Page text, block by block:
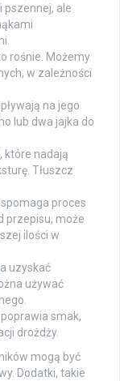
pszennej, ale
rośnie. Możemy
w zależności
na jego
lub dwa jajka do
które nadają
Tłuszcz
proces
przepisu, może
ilości w
uzyskać
używać
smak,
drożdży.
mogą być
Dodatki, takie